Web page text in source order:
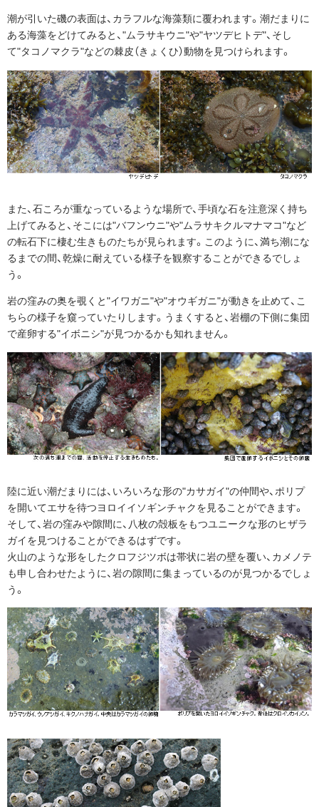
潮が引いた磯の表面は、カラフルな海藻類に覆われます。潮だまりに
ある海藻をどけてみると、"ムラサキウニ"や"ヤツデヒトデ"、そし
て"タコノマクラ"などの棘皮（きょくひ）動物を見つけられます。
また、石ころが重なっているような場所で、手頃な石を注意深く持ち
上げてみると、そこには"バフンウニ"や"ムラサキクルマナマコ"など
の転石下に棲む生きものたちが見られます。このように、満ち潮にな
るまでの間、乾燥に耐えている様子を観察することができるでしょ
う。
岩の窪みの奥を覗くと"イワガニ"や"オウギガニ"が動きを止めて、こ
ちらの様子を窺っていたりします。うまくすると、岩棚の下側に集団
で産卵する"イボニシ"が見つかるかも知れません。
陸に近い潮だまりには、いろいろな形の"カサガイ"の仲間や、ポリプ
を開いてエサを待つヨロイイソギンチャクを見ることができます。
そして、岩の窪みや隙間に、八枚の殻板をもつユニークな形のヒザラ
ガイを見つけることができるはずです。
火山のような形をしたクロフジツボは帯状に岩の壁を覆い、カメノテ
も申し合わせたように、岩の隙間に集まっているのが見つかるでしょ
う。